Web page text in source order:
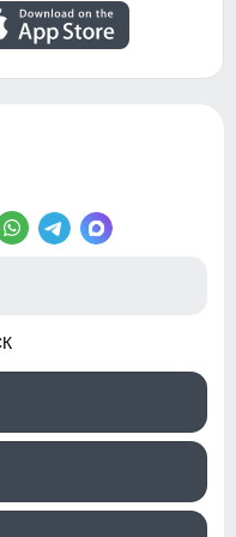
снять
одежды,
следующие
плеча
Манжеты
Повседневный